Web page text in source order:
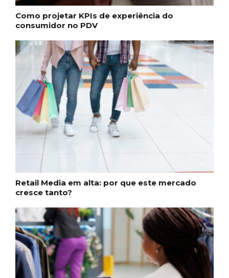
Como projetar KPIs de experiência do
consumidor no PDV
Retail Media em alta: por que este mercado
cresce tanto?